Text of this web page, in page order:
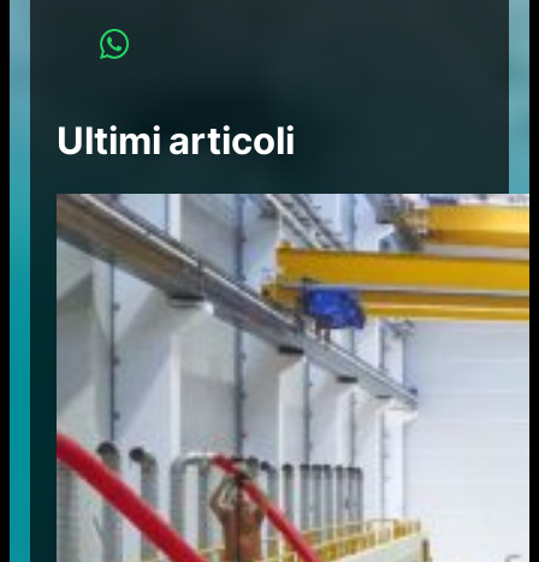
Ultimi articoli